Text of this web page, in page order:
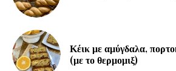
Κέικ με αμύγδαλα,
(με το θερμομιξ)